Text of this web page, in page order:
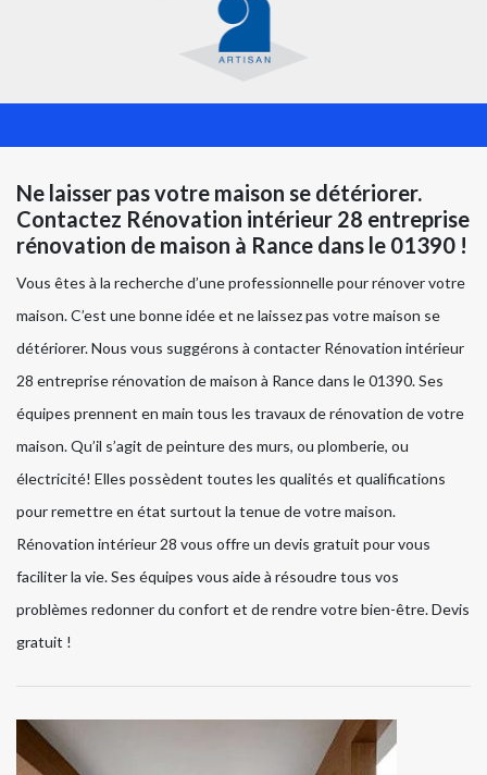
Ne laisser pas votre maison se détériorer.
Contactez Rénovation intérieur 28 entreprise
rénovation de maison à Rance dans le 01390 !
Vous êtes à la recherche d’une professionnelle pour rénover votre
maison. C’est une bonne idée et ne laissez pas votre maison se
détériorer. Nous vous suggérons à contacter Rénovation intérieur
28 entreprise rénovation de maison à Rance dans le 01390. Ses
équipes prennent en main tous les travaux de rénovation de votre
maison. Qu’il s’agit de peinture des murs, ou plomberie, ou
électricité! Elles possèdent toutes les qualités et qualifications
pour remettre en état surtout la tenue de votre maison.
Rénovation intérieur 28 vous offre un devis gratuit pour vous
faciliter la vie. Ses équipes vous aide à résoudre tous vos
problèmes redonner du confort et de rendre votre bien-être. Devis
gratuit !